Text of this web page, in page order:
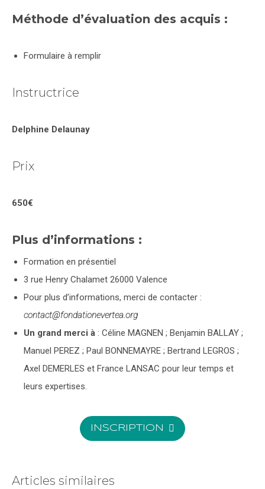
Méthode d’évaluation des acquis :
Formulaire à remplir
Instructrice
Delphine Delaunay
Prix
650€
Plus d’informations :
Formation en présentiel
3 rue Henry Chalamet 26000 Valence
Pour plus d’informations, merci de contacter :
contact@fondationevertea.org
Un grand merci à : Céline MAGNEN ; Benjamin BALLAY ;
Manuel PEREZ ; Paul BONNEMAYRE ; Bertrand LEGROS ;
Axel DEMERLES et France LANSAC pour leur temps et
leurs expertises.
INSCRIPTION
Articles similaires